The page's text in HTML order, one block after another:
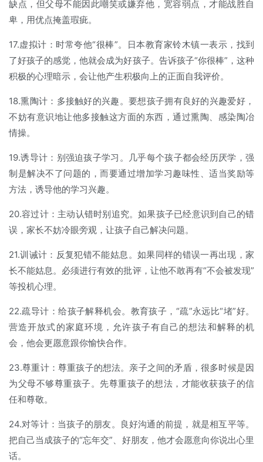
缺点，但父母不能因此嘲笑或嫌弃他，宽容弱点，才能战胜自
卑，用优点掩盖瑕疵。
17.虚拟计：时常夸他“很棒”。日本教育家铃木镇一表示，找到
了好孩子的感觉，他就会成为好孩子。告诉孩子“你很棒”，这种
积极的心理暗示，会让他产生积极向上的正面自我评价。
18.熏陶计：多接触好的兴趣。要想孩子拥有良好的兴趣爱好，
不妨有意识地让他多接触这方面的东西，通过熏陶、感染陶冶
情操。
19.诱导计：别强迫孩子学习。几乎每个孩子都会经历厌学，强
制是解决不了问题的，而要通过增加学习趣味性、适当奖励等
方法，诱导他的学习兴趣。
20.容过计：主动认错时别追究。如果孩子已经意识到自己的错
误，家长不妨冷眼旁观，让孩子自己解决问题。
21.训诫计：反复犯错不能姑息。如果同样的错误一再出现，家
长不能姑息。必须进行有效的批评，让他不敢再有“不会被发现”
等投机心理。
22.疏导计：给孩子解释机会。教育孩子，“疏”永远比“堵”好。
营造开放式的家庭环境，允许孩子有自己的想法和解释的机
会，他会更愿意跟你愉快合作。
23.尊重计：尊重孩子的想法。亲子之间的矛盾，很多时候是因
为父母不够尊重孩子。先尊重孩子的想法，才能收获孩子的信
任和尊敬。
24.对等计：当孩子的朋友。良好沟通的前提，就是相互平等。
把自己当成孩子的“忘年交”、好朋友，他才会愿意向你说出心里
话。